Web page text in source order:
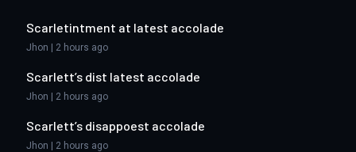
Scarletintment at latest accolade
Jhon | 2 hours ago
Scarlett’s dist latest accolade
Jhon | 2 hours ago
Scarlett’s disappoest accolade
Jhon | 2 hours ago